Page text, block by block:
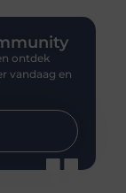
ontdek
vandaag en